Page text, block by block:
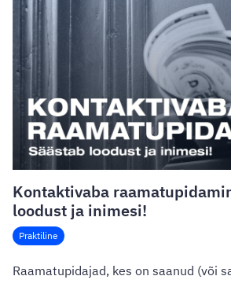
Praktiline
Kontaktivaba
loodust ja inimesi!
Raamatupidajad, kes on saanud (või